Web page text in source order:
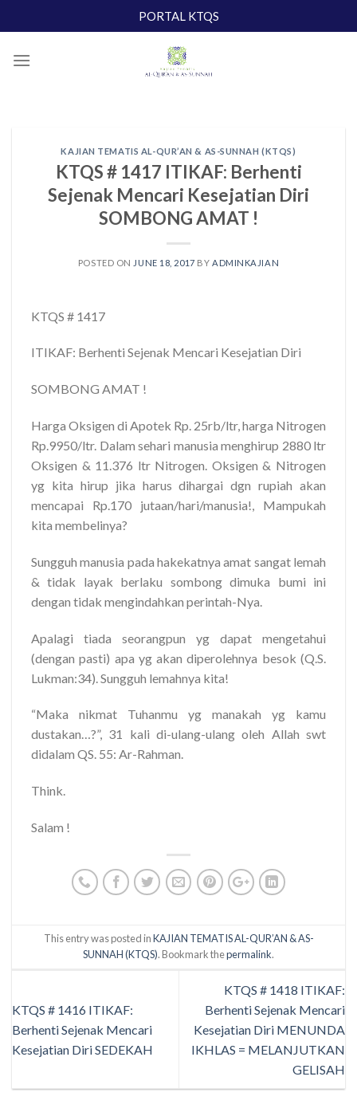
to
PORTAL KTQS
KAJIAN TEMATIS AL-QUR’AN & AS-SUNNAH (KTQS)
KTQS # 1417 ITIKAF: Berhenti
Sejenak Mencari Kesejatian Diri
SOMBONG AMAT !
POSTED ON JUNE 18, 2017 BY ADMINKAJIAN
KTQS # 1417
ITIKAF: Berhenti Sejenak Mencari Kesejatian Diri
SOMBONG AMAT !
Harga Oksigen di Apotek Rp. 25rb/ltr, harga Nitrogen
Rp.9950/ltr. Dalam sehari manusia menghirup 2880 ltr
Oksigen & 11.376 ltr Nitrogen. Oksigen & Nitrogen
yg kita hirup jika harus dihargai dgn rupiah akan
mencapai Rp.170 jutaan/hari/manusia!, Mampukah
kita membelinya?
Sungguh manusia pada hakekatnya amat sangat lemah
& tidak layak berlaku sombong dimuka bumi ini
dengan tidak mengindahkan perintah-Nya.
Apalagi tiada seorangpun yg dapat mengetahui
(dengan pasti) apa yg akan diperolehnya besok (Q.S.
Lukman:34). Sungguh lemahnya kita!
“Maka nikmat Tuhanmu yg manakah yg kamu
dustakan…?”, 31 kali di-ulang-ulang oleh Allah swt
didalam QS. 55: Ar-Rahman.
Think.
Salam !
This entry was posted inKAJIAN TEMATIS AL-QUR’AN & AS-
SUNNAH (KTQS). Bookmark thepermalink.
KTQS # 1416 ITIKAF:
Berhenti Sejenak Mencari
Kesejatian Diri SEDEKAH
KTQS # 1418 ITIKAF:
Berhenti Sejenak Mencari
Kesejatian Diri MENUNDA
IKHLAS = MELANJUTKAN
GELISAH